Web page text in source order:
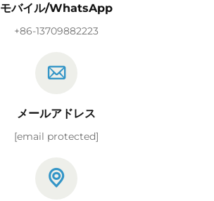
モバイル/WhatsApp
+86-13709882223
メールアドレス
[email protected]